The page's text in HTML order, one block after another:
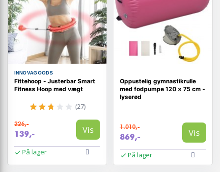
INNOVAGOODS
Fittehoop - Justerbar Smart
Fitness Hoop med vægt
(27)
226,-
139,- Vis
På lager
Oppustelig gymnastikrulle
med fodpumpe 120 × 75 cm -
lyserød
1.010,-
869,- Vis
På lager